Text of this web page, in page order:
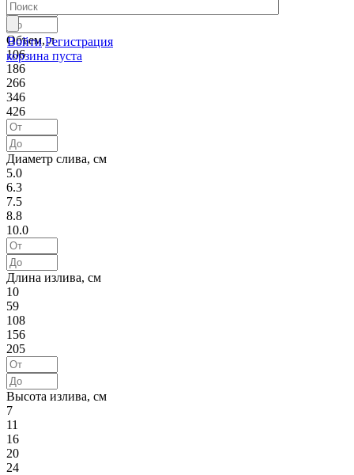
Войти Регистрация
корзина пуста
Объем, л
106
186
266
346
426
Диаметр слива, см
5.0
6.3
7.5
8.8
10.0
Длина излива, см
10
59
108
156
205
Высота излива, см
7
11
16
20
24